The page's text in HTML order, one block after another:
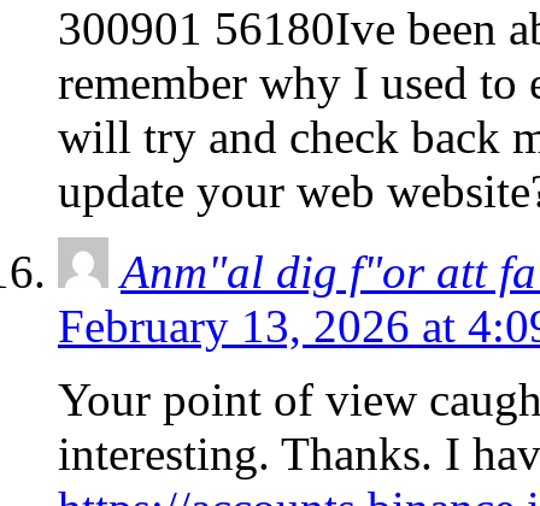
300901 56180Ive been
remember why I used
will try and check back
update your web
Anm"al dig f"or att
February 13, 2026 at
Your point of view
interesting. Thanks. I